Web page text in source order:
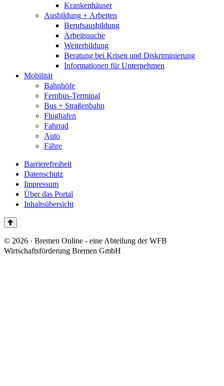
Krankenhäuser
Ausbildung + Arbeiten
Berufsausbildung
Arbeitssuche
Weiterbildung
Beratung bei Krisen und Diskriminierung
Informationen für Unternehmen
Mobilität
Bahnhöfe
Fernbus-Terminal
Bus + Straßenbahn
Flughafen
Fahrrad
Auto
Fähre
Barrierefreiheit
Datenschutz
Impressum
Über das Portal
Inhaltsübersicht
© 2026 · Bremen Online - eine Abteilung der WFB
Wirtschaftsförderung Bremen GmbH